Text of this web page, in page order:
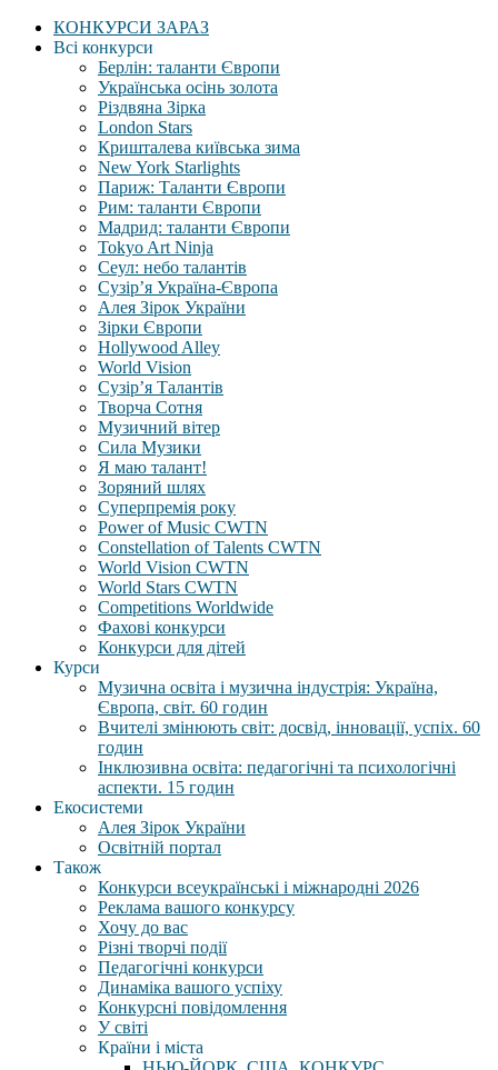
КОНКУРСИ ЗАРАЗ
Всі конкурси
Берлін: таланти Європи
Українська осінь золота
Різдвяна Зірка
London Stars
Кришталева київська зима
New York Starlights
Париж: Таланти Європи
Рим: таланти Європи
Мадрид: таланти Європи
Tokyo Art Ninja
Сеул: небо талантів
Сузір’я Україна-Європа
Алея Зірок України
Зірки Європи
Hollywood Alley
World Vision
Сузір’я Талантів
Творча Сотня
Музичний вітер
Сила Музики
Я маю талант!
Зоряний шлях
Суперпремія року
Power of Music CWTN
Constellation of Talents CWTN
World Vision CWTN
World Stars CWTN
Competitions Worldwide
Фахові конкурси
Конкурси для дітей
Курси
Музична освіта і музична індустрія: Україна,
Європа, світ. 60 годин
Вчителі змінюють світ: досвід, інновації, успіх. 60
годин
Інклюзивна освіта: педагогічні та психологічні
аспекти. 15 годин
Екосистеми
Алея Зірок України
Освітній портал
Також
Конкурси всеукраїнські і міжнародні 2026
Реклама вашого конкурсу
Хочу до вас
Різні творчі події
Педагогічні конкурси
Динаміка вашого успіху
Конкурсні повідомлення
У світі
Країни і міста